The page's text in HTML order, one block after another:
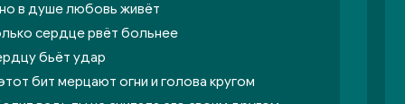
в душе любовь живёт
сердце рвёт больнее
бьёт удар
бит мерцают огни и голова кругом